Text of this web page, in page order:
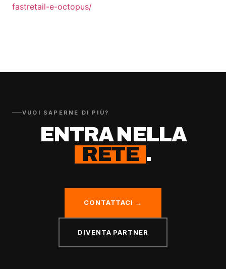
fastretail-e-octopus/
VUOI SAPERNE DI PIÙ?
ENTRA NELLA
RETE .
CONTATTACI →
DIVENTA PARTNER